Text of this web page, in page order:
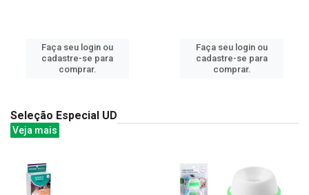
Faça seu login ou
cadastre-se para
comprar.
Faça seu login ou
cadastre-se para
comprar.
Seleção Especial UD
Veja mais